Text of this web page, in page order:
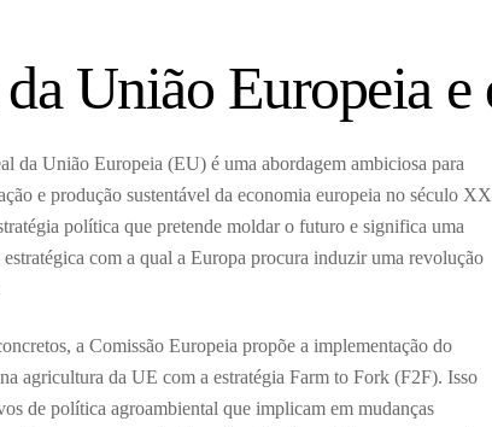
União Europeia
da União Europeia (EU) é uma abordagem ambiciosa para
e produção sustentável da economia europeia no século
política que pretende moldar o futuro e significa uma
estratégica com a qual a Europa procura induzir uma revolução
a Comissão Europeia propõe a implementação do
agricultura da UE com a estratégia Farm to Fork (F2F). Isso
de política agroambiental que implicam em mudanças